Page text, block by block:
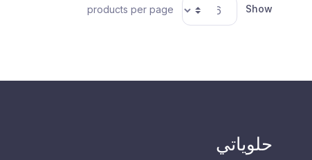
Show
products per page
حلوياتي